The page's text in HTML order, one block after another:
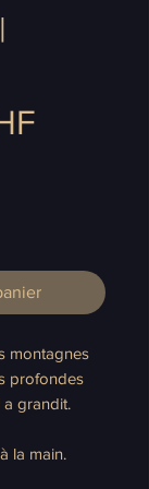
montagnes
profondes
grandit.
la main.